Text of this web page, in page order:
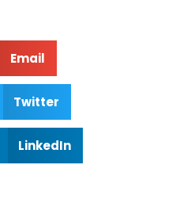
Email
Twitter
LinkedIn